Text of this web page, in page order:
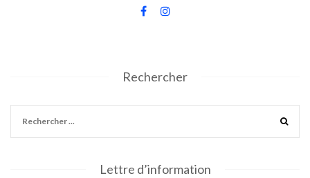
Rechercher
Lettre d’information